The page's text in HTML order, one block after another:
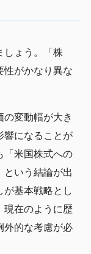
しょう。「株
性がかなり異な
変動幅が大き
響になることが
「米国株式への
という結論が出
が基本戦略とし
現在のように歴
外的な考慮が必